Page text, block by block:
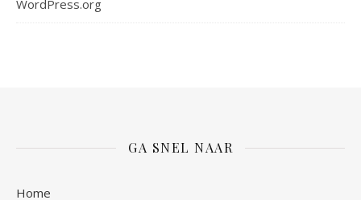
WordPress.org
GA SNEL NAAR
Home